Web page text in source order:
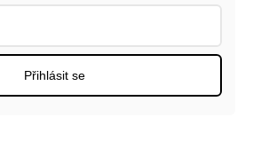
Přihlásit se